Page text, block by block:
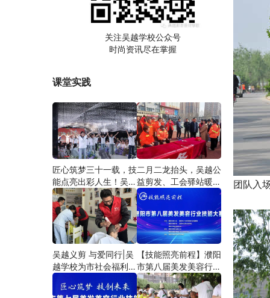
团队入
关注吴越学校公众号
时尚资讯尽在掌握
课堂实践
匠心筑梦三十一载，技
能点亮出彩人生！吴越
学校2026年学员学习
成果汇报会圆满成功！
二月二龙抬头，吴越公
益剪发、工会驿站暖人
心——义务剪发情暖户
外劳动者
吴越义剪 与爱同行|吴
越学校为市社会福利院
爱心义剪
【技能照亮前程】濮阳
市第八届美发美容行业
技能大赛圆满闭幕